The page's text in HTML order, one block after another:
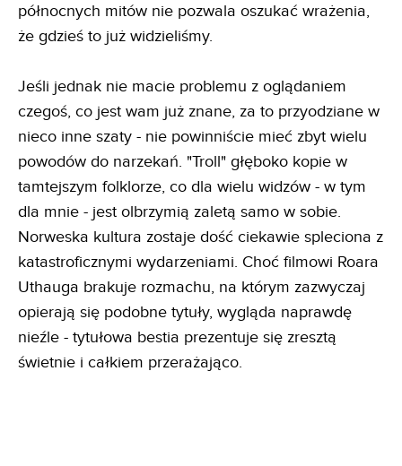
północnych mitów nie pozwala oszukać wrażenia,
że gdzieś to już widzieliśmy.
Jeśli jednak nie macie problemu z oglądaniem
czegoś, co jest wam już znane, za to przyodziane w
nieco inne szaty - nie powinniście mieć zbyt wielu
powodów do narzekań. "Troll" głęboko kopie w
tamtejszym folklorze, co dla wielu widzów - w tym
dla mnie - jest olbrzymią zaletą samo w sobie.
Norweska kultura zostaje dość ciekawie spleciona z
katastroficznymi wydarzeniami. Choć filmowi Roara
Uthauga brakuje rozmachu, na którym zazwyczaj
opierają się podobne tytuły, wygląda naprawdę
nieźle - tytułowa bestia prezentuje się zresztą
świetnie i całkiem przerażająco.